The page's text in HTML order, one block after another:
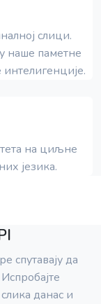
слици.
наше паметне
на циљне
језика.
спутавају да
данас и